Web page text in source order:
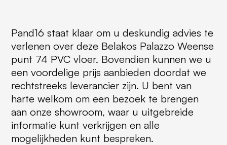
Pand16 staat klaar om u deskundig advies te
verlenen over deze Belakos Palazzo Weense
punt 74 PVC vloer. Bovendien kunnen we u
een voordelige prijs aanbieden doordat we
rechtstreeks leverancier zijn. U bent van
harte welkom om een bezoek te brengen
aan onze showroom, waar u uitgebreide
informatie kunt verkrijgen en alle
mogelijkheden kunt bespreken.